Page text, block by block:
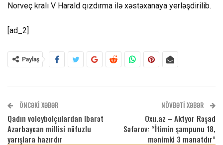
Norveç kralı V Harald qızdırma ilə xəstəxanaya yerləşdirilib.
[ad_2]
Paylaş
ÖNCƏKI XƏBƏR
Qadın voleybolçulardan ibarət
Azərbaycan millisi nüfuzlu
yarışlara hazırdır
NÖVBƏTI XƏBƏR
Oxu.az – Aktyor Rəşad
Səfərov: “İtimin şampunu 18,
mənimki 3 manatdır”